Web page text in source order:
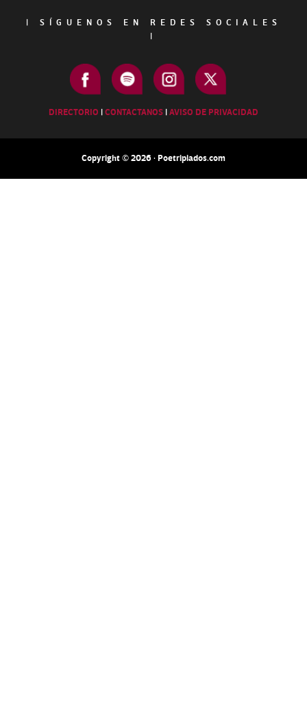
|
SÍGUENOS EN REDES SOCIALES
|
DIRECTORIO |CONTACTANOS |AVISO DE PRIVACIDAD
Copyright © 2026 · Poetripiados.com